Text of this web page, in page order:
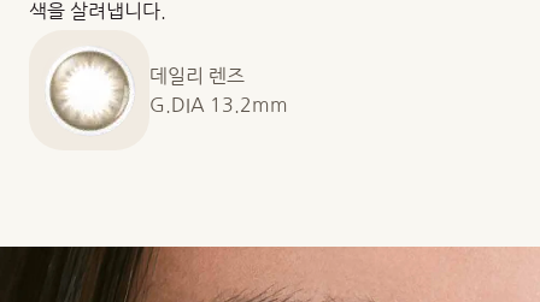
색을 살려냅니다.
데일리 렌즈
G.DIA 13.2mm